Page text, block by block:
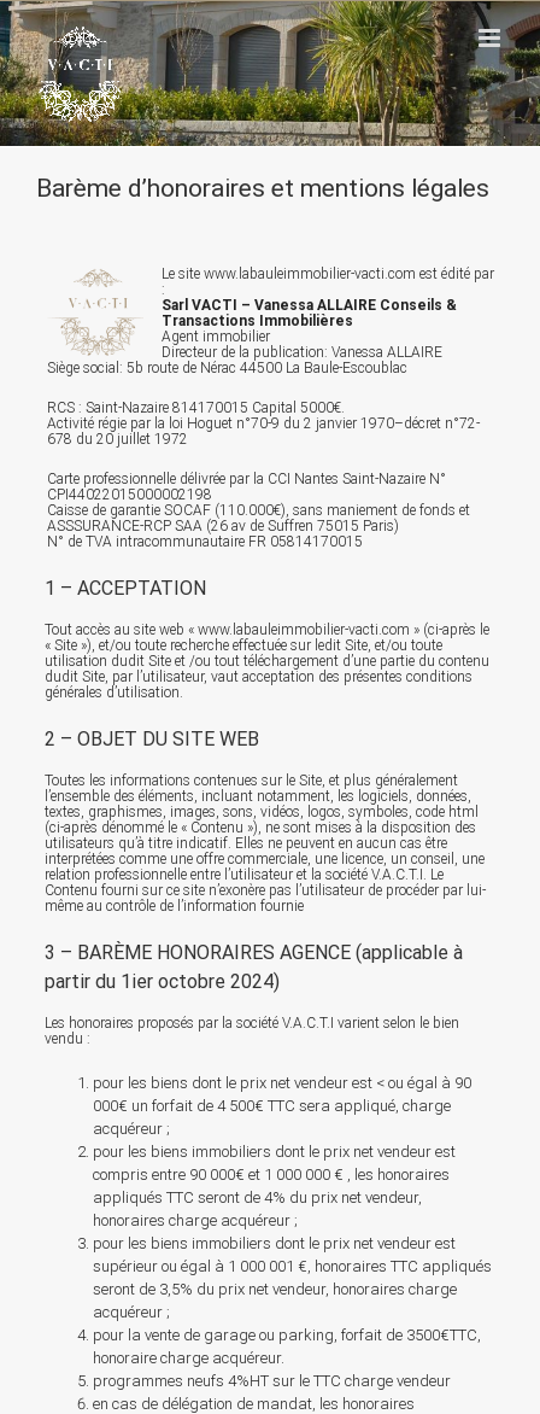
Passer
au
contenu
Barème d’honoraires et mentions légales
Le site www.labauleimmobilier-vacti.com est édité par
:
Sarl VACTI – Vanessa ALLAIRE Conseils &
Transactions Immobilières
Agent immobilier
Directeur de la publication: Vanessa ALLAIRE
Siège social: 5b route de Nérac 44500 La Baule-Escoublac
RCS : Saint-Nazaire 814170015 Capital 5000€.
Activité régie par la loi Hoguet n°70-9 du 2 janvier 1970–décret n°72-
678 du 20 juillet 1972
Carte professionnelle délivrée par la CCI Nantes Saint-Nazaire N°
CPI44022015000002198
Caisse de garantie SOCAF (110.000€), sans maniement de fonds et
ASSSURANCE-RCP SAA (26 av de Suffren 75015 Paris)
N° de TVA intracommunautaire FR 05814170015
1 – ACCEPTATION
Tout accès au site web « www.labauleimmobilier-vacti.com » (ci-après le
« Site »), et/ou toute recherche effectuée sur ledit Site, et/ou toute
utilisation dudit Site et /ou tout téléchargement d’une partie du contenu
dudit Site, par l’utilisateur, vaut acceptation des présentes conditions
générales d’utilisation.
2 – OBJET DU SITE WEB
Toutes les informations contenues sur le Site, et plus généralement
l’ensemble des éléments, incluant notamment, les logiciels, données,
textes, graphismes, images, sons, vidéos, logos, symboles, code html
(ci-après dénommé le « Contenu »), ne sont mises à la disposition des
utilisateurs qu’à titre indicatif. Elles ne peuvent en aucun cas être
interprétées comme une offre commerciale, une licence, un conseil, une
relation professionnelle entre l’utilisateur et la société V.A.C.T.I. Le
Contenu fourni sur ce site n’exonère pas l’utilisateur de procéder par lui-
même au contrôle de l’information fournie
3 – BARÈME HONORAIRES AGENCE (applicable à
partir du 1ier octobre 2024)
Les honoraires proposés par la société V.A.C.T.I varient selon le bien
vendu :
pour les biens dont le prix net vendeur est < ou égal à 90
000€ un forfait de 4 500€ TTC sera appliqué, charge
acquéreur ;
pour les biens immobiliers dont le prix net vendeur est
compris entre 90 000€ et 1 000 000 € , les honoraires
appliqués TTC seront de 4% du prix net vendeur,
honoraires charge acquéreur ;
pour les biens immobiliers dont le prix net vendeur est
supérieur ou égal à 1 000 001 €, honoraires TTC appliqués
seront de 3,5% du prix net vendeur, honoraires charge
acquéreur ;
pour la vente de garage ou parking, forfait de 3500€TTC,
honoraire charge acquéreur.
programmes neufs 4%HT sur le TTC charge vendeur
en cas de délégation de mandat, les honoraires